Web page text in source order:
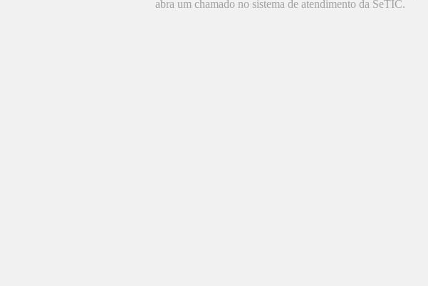
abra um chamado no sistema de atendimento da SeTIC.